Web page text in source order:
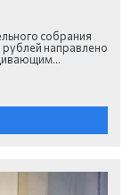
собрания
направлено